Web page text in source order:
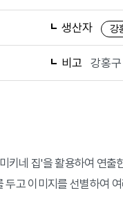
생산자 강
비고 강홍
네 집'을 활용하여 연출
고 이미지를 선별하여